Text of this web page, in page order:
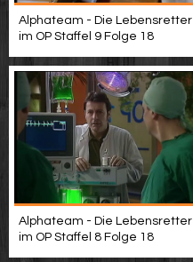
Alphateam - Die Lebensretter
im OP Staffel 9 Folge 18
Alphateam - Die Lebensretter
im OP Staffel 8 Folge 18